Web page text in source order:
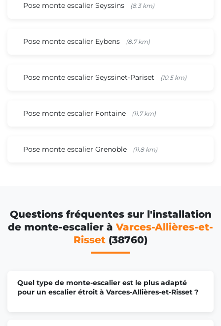
Pose monte escalier Seyssins (8.3 km)
Pose monte escalier Eybens (8.7 km)
Pose monte escalier Seyssinet-Pariset (10.5 km)
Pose monte escalier Fontaine (11.7 km)
Pose monte escalier Grenoble (11.8 km)
Questions fréquentes sur l'installation
de monte-escalier à Varces-Allières-et-
Risset (38760)
Quel type de monte-escalier est le plus adapté
pour un escalier étroit à Varces-Allières-et-Risset ?